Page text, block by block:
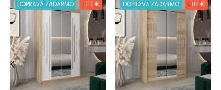
DOPRAVA ZADARMO -117 € DOPRAVA ZADARMO -117 €
‹